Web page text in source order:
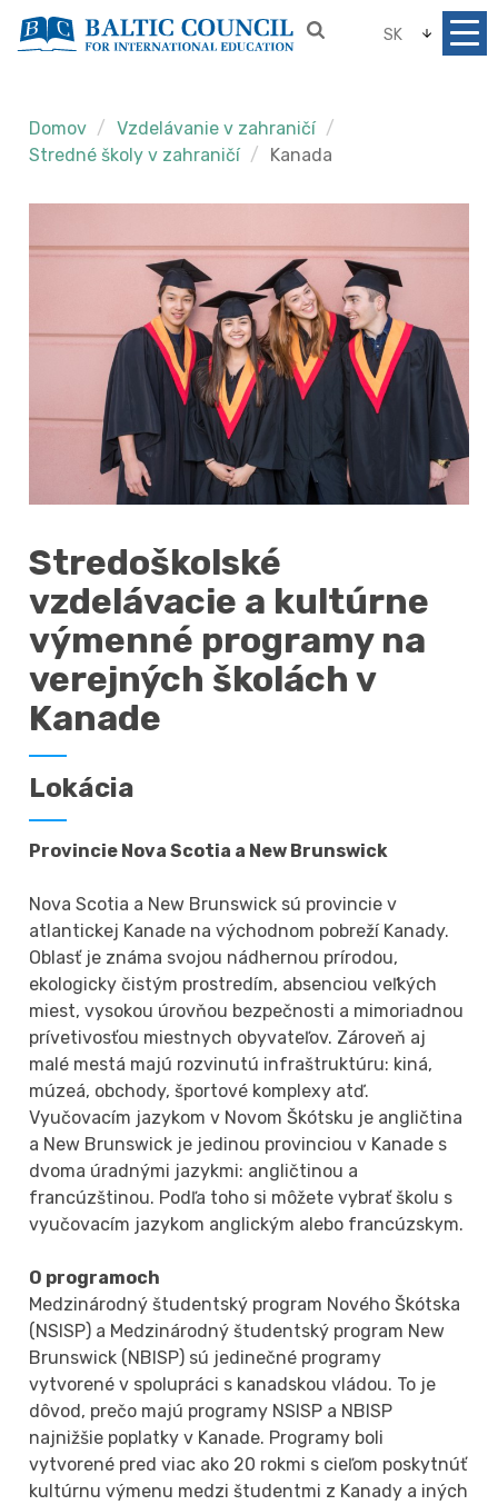
SK
Domov
Vzdelávanie v zahraničí
Stredné školy v zahraničí
Kanada
Stredoškolské
vzdelávacie a kultúrne
výmenné programy na
verejných školách v
Kanade
Lokácia
Provincie Nova Scotia a New Brunswick
Nova Scotia a New Brunswick sú provincie v
atlantickej Kanade na východnom pobreží Kanady.
Oblasť je známa svojou nádhernou prírodou,
ekologicky čistým prostredím, absenciou veľkých
miest, vysokou úrovňou bezpečnosti a mimoriadnou
prívetivosťou miestnych obyvateľov. Zároveň aj
malé mestá majú rozvinutú infraštruktúru: kiná,
múzeá, obchody, športové komplexy atď.
Vyučovacím jazykom v Novom Škótsku je angličtina
a New Brunswick je jedinou provinciou v Kanade s
dvoma úradnými jazykmi: angličtinou a
francúzštinou. Podľa toho si môžete vybrať školu s
vyučovacím jazykom anglickým alebo francúzskym.
O programoch
Medzinárodný študentský program Nového Škótska
(NSISP) a Medzinárodný študentský program New
Brunswick (NBISP) sú jedinečné programy
vytvorené v spolupráci s kanadskou vládou. To je
dôvod, prečo majú programy NSISP a NBISP
najnižšie poplatky v Kanade. Programy boli
vytvorené pred viac ako 20 rokmi s cieľom poskytnúť
kultúrnu výmenu medzi študentmi z Kanady a iných